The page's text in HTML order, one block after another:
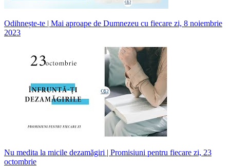
Odihnește-te | Mai aproape de Dumnezeu cu fiecare zi, 8 noiembrie
2023
Nu medita la micile dezamăgiri | Promisiuni pentru fiecare zi, 23
octombrie